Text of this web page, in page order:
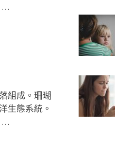
…
組成。珊瑚
生態系統。
…